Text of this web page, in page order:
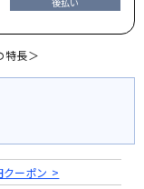
特長＞
ーポン >